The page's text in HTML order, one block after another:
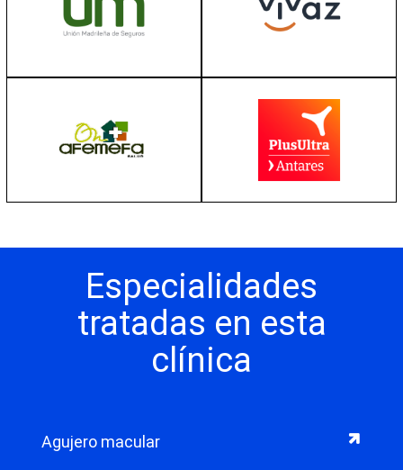
Especialidades
tratadas en esta
clínica
Agujero macular